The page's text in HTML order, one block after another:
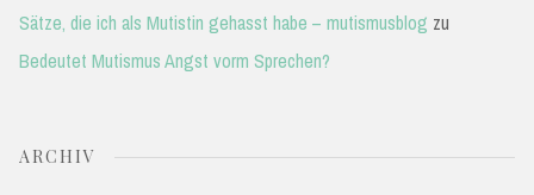
Sätze, die ich als Mutistin gehasst habe – mutismusblog zu
Bedeutet Mutismus Angst vorm Sprechen?
ARCHIV